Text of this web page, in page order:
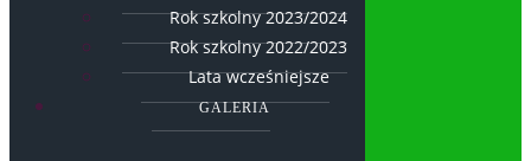
Rok szkolny 2023/2024
Rok szkolny 2022/2023
Lata wcześniejsze
GALERIA